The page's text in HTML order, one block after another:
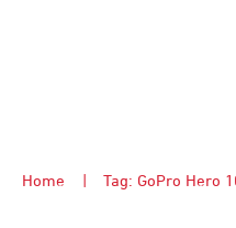
Home